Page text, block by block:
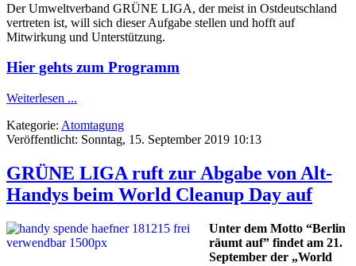
Der Umweltverband GRÜNE LIGA, der meist in Ostdeutschland
vertreten ist, will sich dieser Aufgabe stellen und hofft auf
Mitwirkung und Unterstützung.
Hier gehts zum Programm
Weiterlesen ...
Kategorie: Atomtagung
Veröffentlicht: Sonntag, 15. September 2019 10:13
GRÜNE LIGA ruft zur Abgabe von Alt-
Handys beim World Cleanup Day auf
Unter dem Motto “Berlin
räumt auf” findet am 21.
September der „World